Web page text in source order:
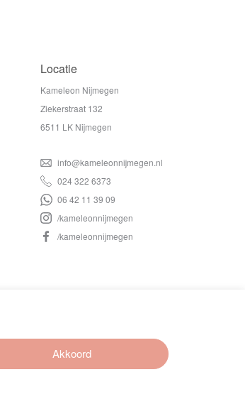
Locatie
Kameleon Nijmegen
Ziekerstraat 132
6511 LK Nijmegen
info@kameleonnijmegen.nl
024 322 6373
06 42 11 39 09
/kameleonnijmegen
/kameleonnijmegen